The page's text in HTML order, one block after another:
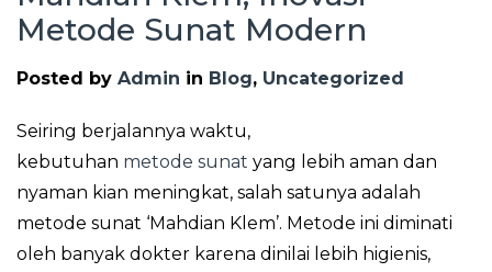
Metode Sunat Modern
Posted by Admin in Blog, Uncategorized
Seiring berjalannya waktu,
kebutuhan metode sunat yang lebih aman dan
nyaman kian meningkat, salah satunya adalah
metode sunat ‘Mahdian Klem’. Metode ini diminati
oleh banyak dokter karena dinilai lebih higienis,